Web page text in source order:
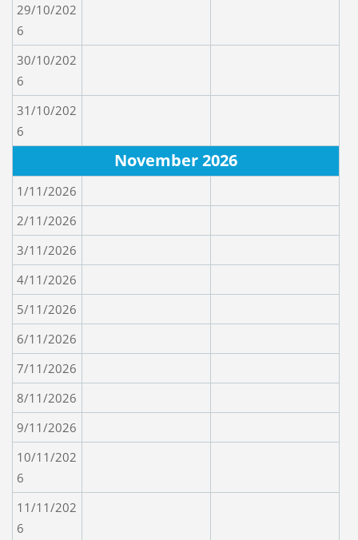
29/10/202
6
30/10/202
6
31/10/202
6
November 2026
1/11/2026
2/11/2026
3/11/2026
4/11/2026
5/11/2026
6/11/2026
7/11/2026
8/11/2026
9/11/2026
10/11/202
6
11/11/202
6